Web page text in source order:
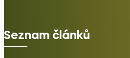
Seznam článků